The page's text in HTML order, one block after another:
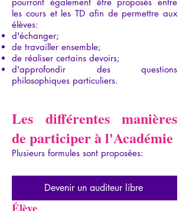
les cours et les TD afin de permettre aux
élèves:
d'échanger;
de travailler ensemble;
de réaliser certains devoirs;
d'approfondir des questions
philosophiques particuliers.
Les différentes manières
de participer à l'Académie
Plusieurs formules sont proposées:
Devenir un auditeur libre
Élève